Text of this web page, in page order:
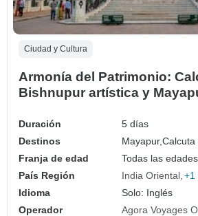
Ciudad y Cultura
Armonía del Patrimonio:
Bishnupur artística y
Duración
5 días
Destinos
Mayapur,Calcuta
Franja de edad
Todas las
País Región
India Oriental +1
Idioma
Solo: Inglés
Operador
Agora Voyages